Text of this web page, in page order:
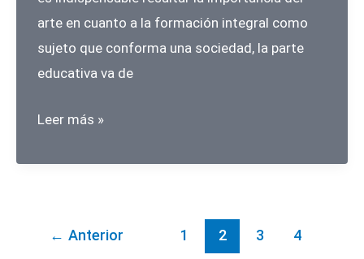
arte en cuanto a la formación integral como
sujeto que conforma una sociedad, la parte
educativa va de
ACTIV-
Experiencia
aula
Leer más »
← Anterior 1 2 3 4